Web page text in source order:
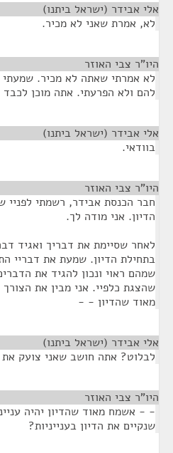
אלי אבידר (ישראל ביתנו)
לא, אמרת שאני לא מכיר.
היו"ר צבי האוזר
לא אמרתי שאתה לא מכיר.
להם ולא הפרעתי. אתה מוכן לכבד
אלי אבידר (ישראל ביתנו)
בוודאי.
היו"ר צבי האוזר
חבר הכנסת אבידר, רשמתי לפניי
הדיון. אני מודה לך.
לאחר שסיימת את דבריך ואגיד
בתחילת הדיון. שמעת את דבריי
שמהם ראוי ונכון להגיד את
שהצגת כלפיי. אני מבין את
מאוד שהדיון - -
אלי אבידר (ישראל ביתנו)
לבלוט? אתה חושב שאני צועק
היו"ר צבי האוזר
- - אשמח מאוד שהדיון יהיה
שנקיים את הדיון בענייניות?